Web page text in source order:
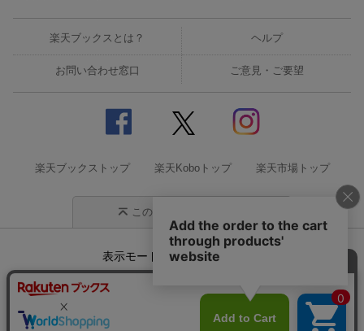
楽天ブックスとは？ ヘルプ
お問い合わせ窓口 ご意見・ご要望
楽天ブックストップ 楽天Koboトップ 楽天市場トップ
このページの先頭に戻る
表示モード モバイル
企業情報 個人情報保護方針